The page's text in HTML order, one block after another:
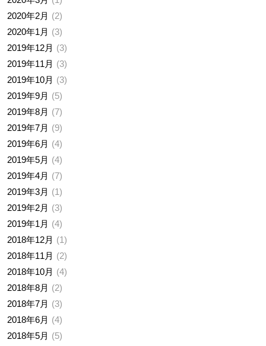
2020年2月
2
2020年1月
3
2019年12月
3
2019年11月
3
2019年10月
3
2019年9月
5
2019年8月
7
2019年7月
9
2019年6月
4
2019年5月
4
2019年4月
7
2019年3月
1
2019年2月
3
2019年1月
4
2018年12月
1
2018年11月
2
2018年10月
4
2018年8月
2
2018年7月
3
2018年6月
4
2018年5月
5